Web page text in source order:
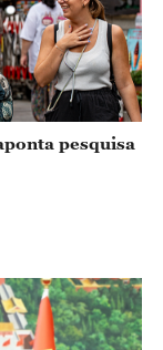
pesquisa